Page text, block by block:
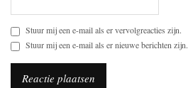
Stuur mij een e-mail als er vervolgreacties zijn.
Stuur mij een e-mail als er nieuwe berichten zijn.